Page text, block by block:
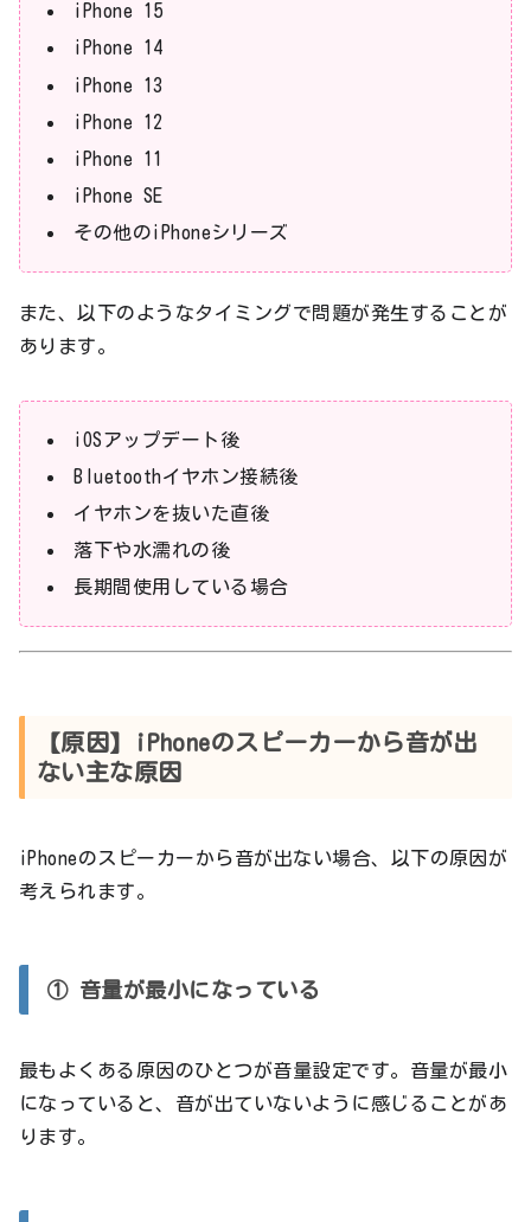
iPhone 15
iPhone 14
iPhone 13
iPhone 12
iPhone 11
iPhone SE
その他のiPhoneシリーズ
また、以下のようなタイミングで問題が発生することが
あります。
iOSアップデート後
Bluetoothイヤホン接続後
イヤホンを抜いた直後
落下や水濡れの後
長期間使用している場合
【原因】iPhoneのスピーカーから音が出
ない主な原因
iPhoneのスピーカーから音が出ない場合、以下の原因が
考えられます。
① 音量が最小になっている
最もよくある原因のひとつが音量設定です。音量が最小
になっていると、音が出ていないように感じることがあ
ります。